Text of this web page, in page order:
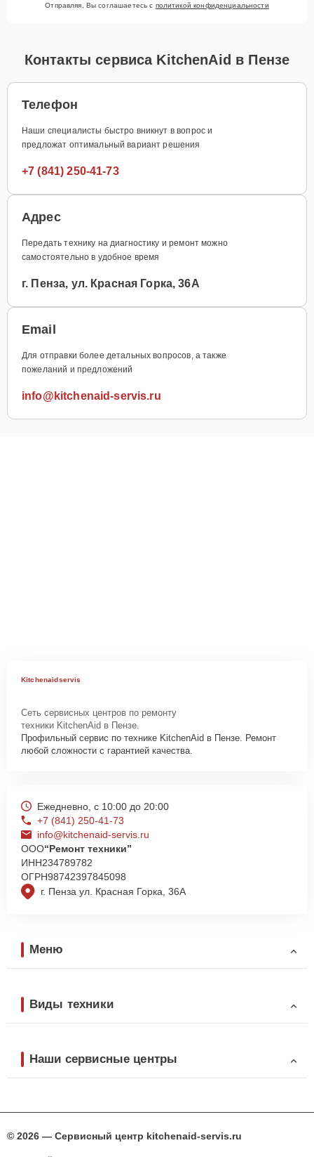
Отправляя, Вы соглашаетесь с политикой конфиденциальности
Контакты сервиса KitchenAid в Пензе
Телефон
Наши специалисты быстро вникнут в вопрос и
предложат оптимальный вариант решения
+7 (841) 250-41-73
Адрес
Передать технику на диагностику и ремонт можно
самостоятельно в удобное время
г. Пенза, ул. Красная Горка, 36А
Email
Для отправки более детальных вопросов, а также
пожеланий и предложений
info@kitchenaid-servis.ru
Kitchenaidservis
Сеть сервисных центров по ремонту
техники KitchenAid в Пензе.
Профильный сервис по технике KitchenAid в Пензе. Ремонт
любой сложности с гарантией качества.
г. Пенза ул. Красная Горка, 36А
Ежедневно, с 10:00 до 20:00
+7 (841) 250-41-73
info@kitchenaid-servis.ru
ООО“Ремонт техники”
ИНН234789782
ОГРН98742397845098
Меню
Виды техники
Наши сервисные центры
© 2026 — Сервисный центр kitchenaid-servis.ru